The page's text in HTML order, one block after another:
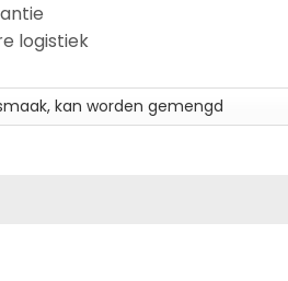
logistiek
Puffs Disposable Vape